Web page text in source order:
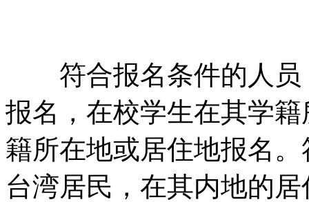
符合报名条件的人员
报名，在校学生在其学
籍所在地或居住地报名
台湾居民，在其内地的